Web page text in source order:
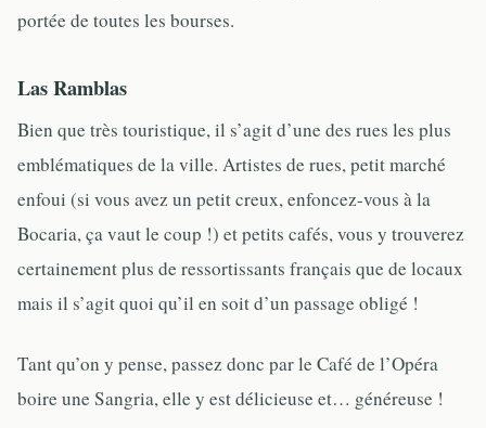
portée de toutes les bourses.
Las Ramblas
Bien que très touristique, il s’agit d’une des rues les plus
emblématiques de la ville. Artistes de rues, petit marché
enfoui (si vous avez un petit creux, enfoncez-vous à la
Bocaria, ça vaut le coup !) et petits cafés, vous y trouverez
certainement plus de ressortissants français que de locaux
mais il s’agit quoi qu’il en soit d’un passage obligé !
Tant qu’on y pense, passez donc par le Café de l’Opéra
boire une Sangria, elle y est délicieuse et… généreuse !